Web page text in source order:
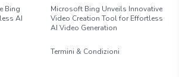
Bing
AI
Microsoft Bing Unveils Innovative
Video Creation Tool for Effortless
AI Video Generation
Termini & Condizioni